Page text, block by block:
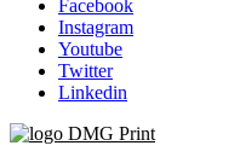
Facebook
Instagram
Youtube
Twitter
Linkedin